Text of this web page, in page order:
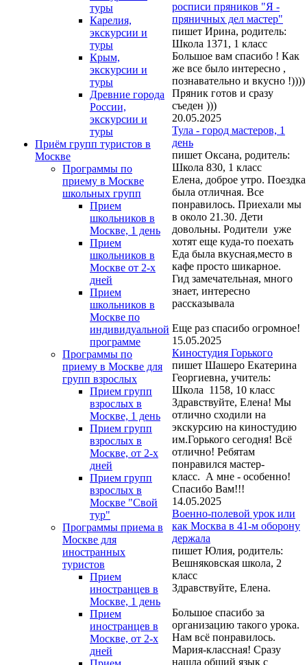
туры
Карелия,
экскурсии и
туры
Крым,
экскурсии и
туры
Древние города
России,
экскурсии и
туры
Приём групп туристов в
Москве
Программы по
приему в Москве
школьных групп
Прием
школьников в
Москве, 1 день
Прием
школьников в
Москве от 2-х
дней
Прием
школьников в
Москве по
индивидуальной
программе
Программы по
приему в Москве для
групп взрослых
Прием групп
взрослых в
Москве, 1 день
Прием групп
взрослых в
Москве, от 2-х
дней
Прием групп
взрослых в
Москве "Свой
тур"
Программы приема в
Москве для
иностранных
туристов
Прием
иностранцев в
Москве, 1 день
Прием
иностранцев в
Москве, от 2-х
дней
росписи пряников "Я -
пряничных дел мастер"
пишет Ирина, родитель:
Школа 1371, 1 класс
Большое вам спасибо ! Как
же все было интересно ,
познавательно и вкусно !))))
Пряник готов и сразу
съеден )))
20.05.2025
Тула - город мастеров, 1
день
пишет Оксана, родитель:
Школа 830, 1 класс
Елена, доброе утро. Поездка
была отличная. Все
понравилось. Приехали мы
в около 21.30. Дети
довольны. Родители уже
хотят еще куда-то поехать
Еда была вкусная,место в
кафе просто шикарное.
Гид замечательная, много
знает, интересно
рассказывала
Еще раз спасибо огромное!
15.05.2025
Киностудия Горького
пишет Шашеро Екатерина
Георгиевна, учитель:
Школа 1158, 10 класс
Здравствуйте, Елена! Мы
отлично сходили на
экскурсию на киностудию
им.Горького сегодня! Всё
отлично! Ребятам
понравился мастер-
класс. А мне - особенно!
Спасибо Вам!!!
14.05.2025
Военно-полевой урок или
как Москва в 41-м оборону
держала
пишет Юлия, родитель:
Вешняковская школа, 2
класс
Здравствуйте, Елена.
Большое спасибо за
организацию такого урока.
Нам всё понравилось.
Мария-классная! Сразу
нашла общий язык с